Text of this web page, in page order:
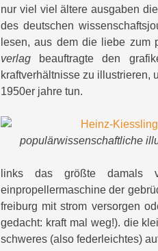
nur viel viel ältere ausgaben
des deutschen
lesen, aus dem die liebe zum
verlag beauftragte den
kraftverhältnisse zu illustrieren,
1950er jahre tun.
populärwissenschaftliche
links das größte damals
einpropellermaschine der
freiburg mit strom versorgen
gedacht: kraft mal weg!). die
schweres (also federleichtes)